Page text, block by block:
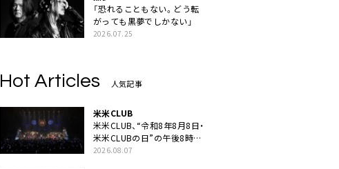
「恐れることもない。どう転
がっても黒夢でしかない」
2026.07.25
Hot Articles 人気記事
米米CLUB
米米CLUB、“令和8年8月8日・
米米CLUBの日”の午後8時に
40周年ライブより「FANtachy
2026.08.07